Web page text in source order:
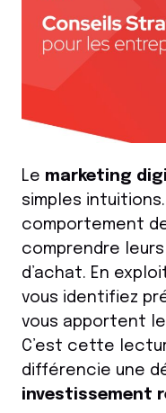
Le marketing
simples
comportement
comprendre
d’achat. En
vous identifiez
vous apportent
C’est cette
différencie une
investissement